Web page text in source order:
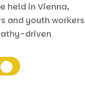
held in Vienna,
and youth workers
driven